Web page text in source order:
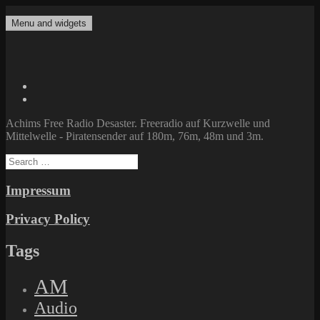
to
Achims Free Radio Desaster
Freeradio auf Kurzwelle und Mittelwelle – Piratensender auf 180m,
Menu and widgets
Achims Free Radio Desaster. Freeradio auf Kurzwelle und
Mittelwelle - Piratensender auf 180m, 76m, 48m und 3m.
Search
for:
Impressum
Privacy Policy
Tags
AM
Audio